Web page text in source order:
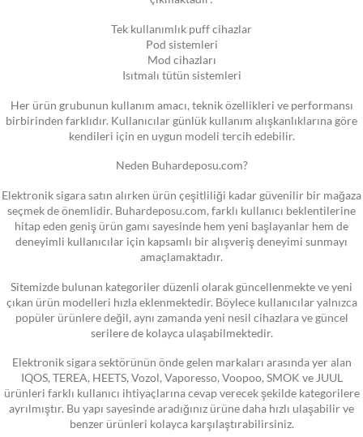
Tek kullanımlık puff cihazlar
Pod sistemleri
Mod cihazları
Isıtmalı tütün sistemleri
Her ürün grubunun kullanım amacı, teknik özellikleri ve performansı
birbirinden farklıdır. Kullanıcılar günlük kullanım alışkanlıklarına göre
kendileri için en uygun modeli tercih edebilir.
Neden Buhardeposu.com?
Elektronik sigara satın alırken ürün çeşitliliği kadar güvenilir bir mağaza
seçmek de önemlidir. Buhardeposu.com, farklı kullanıcı beklentilerine
hitap eden geniş ürün gamı sayesinde hem yeni başlayanlar hem de
deneyimli kullanıcılar için kapsamlı bir alışveriş deneyimi sunmayı
amaçlamaktadır.
Sitemizde bulunan kategoriler düzenli olarak güncellenmekte ve yeni
çıkan ürün modelleri hızla eklenmektedir. Böylece kullanıcılar yalnızca
popüler ürünlere değil, aynı zamanda yeni nesil cihazlara ve güncel
serilere de kolayca ulaşabilmektedir.
Elektronik sigara sektörünün önde gelen markaları arasında yer alan
IQOS, TEREA, HEETS, Vozol, Vaporesso, Voopoo, SMOK ve JUUL
ürünleri farklı kullanıcı ihtiyaçlarına cevap verecek şekilde kategorilere
ayrılmıştır. Bu yapı sayesinde aradığınız ürüne daha hızlı ulaşabilir ve
benzer ürünleri kolayca karşılaştırabilirsiniz.